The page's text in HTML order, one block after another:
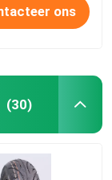
ons
(30)